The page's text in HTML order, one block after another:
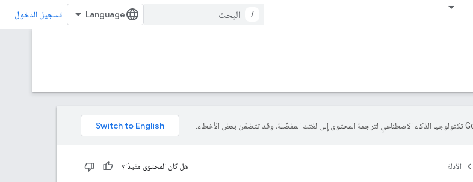
/ تسجيل الدخول
الأدلة هل كان المحتوى مفيدًا؟